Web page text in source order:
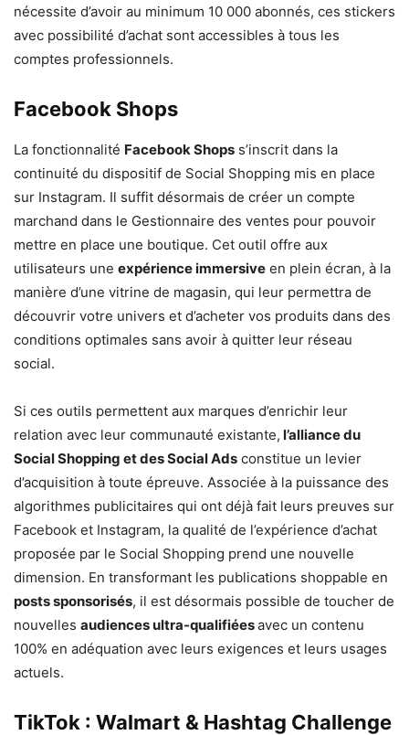
nécessite d’avoir au minimum 10 000 abonnés, ces stickers
avec possibilité d’achat sont accessibles à tous les
comptes professionnels.
Facebook Shops
La fonctionnalité Facebook Shops s’inscrit dans la
continuité du dispositif de Social Shopping mis en place
sur Instagram. Il suffit désormais de créer un compte
marchand dans le Gestionnaire des ventes pour pouvoir
mettre en place une boutique. Cet outil offre aux
utilisateurs une expérience immersive en plein écran, à la
manière d’une vitrine de magasin, qui leur permettra de
découvrir votre univers et d’acheter vos produits dans des
conditions optimales sans avoir à quitter leur réseau
social.
Si ces outils permettent aux marques d’enrichir leur
relation avec leur communauté existante, l’alliance du
Social Shopping et des Social Ads constitue un levier
d’acquisition à toute épreuve. Associée à la puissance des
algorithmes publicitaires qui ont déjà fait leurs preuves sur
Facebook et Instagram, la qualité de l’expérience d’achat
proposée par le Social Shopping prend une nouvelle
dimension. En transformant les publications shoppable en
posts sponsorisés, il est désormais possible de toucher de
nouvelles audiences ultra-qualifiéesavec un contenu
100% en adéquation avec leurs exigences et leurs usages
actuels.
TikTok : Walmart & Hashtag Challenge